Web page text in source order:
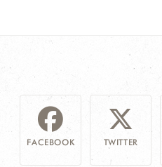
FACEBOOK TWITTER